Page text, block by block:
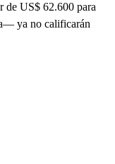
de US$ 62.600 para
ya no calificarán